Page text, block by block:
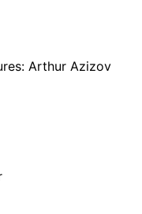
Arthur Azizov